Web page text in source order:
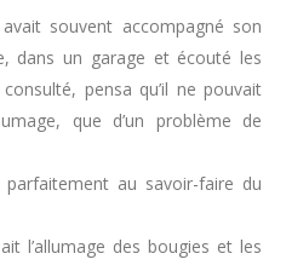
souvent accompagné son
dans un garage et écouté les
pensa qu’il ne pouvait
que d’un problème de
au savoir-faire du
l’allumage des bougies et les